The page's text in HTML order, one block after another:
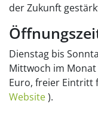
der Zukunft
Dienstag bis
Mittwoch im
Euro, freier Eintritt
Website).